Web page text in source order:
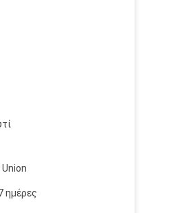
ημέρες